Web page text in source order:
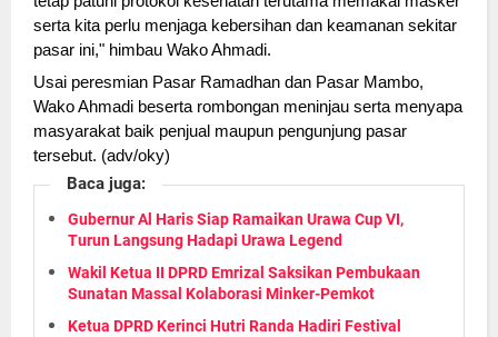
serta kita perlu menjaga kebersihan dan keamanan sekitar
pasar ini," himbau Wako Ahmadi.
Usai peresmian Pasar Ramadhan dan Pasar Mambo,
Wako Ahmadi beserta rombongan meninjau serta menyapa
masyarakat baik penjual maupun pengunjung pasar
tersebut. (adv/oky)
Baca juga:
Gubernur Al Haris Siap Ramaikan Urawa Cup VI,
Turun Langsung Hadapi Urawa Legend
Wakil Ketua II DPRD Emrizal Saksikan Pembukaan
Sunatan Massal Kolaborasi Minker-Pemkot
Ketua DPRD Kerinci Hutri Randa Hadiri Festival